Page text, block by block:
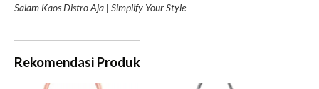
Salam Kaos Distro Aja | Simplify Your Style
Rekomendasi Produk